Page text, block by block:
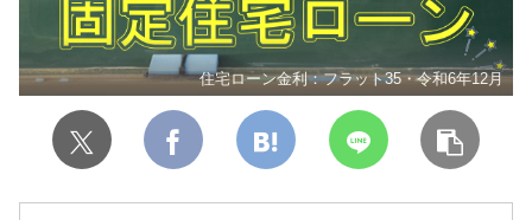
住宅ローン金利：フラット35・令和6年12月